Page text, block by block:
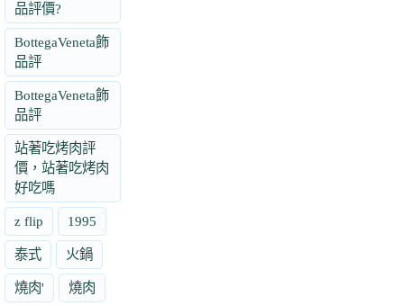
品評價?
BottegaVeneta飾
品評
BottegaVeneta飾
品評
站著吃烤肉評
價，站著吃烤肉
好吃嗎
z flip 1995
泰式 火鍋
燒肉' 燒肉